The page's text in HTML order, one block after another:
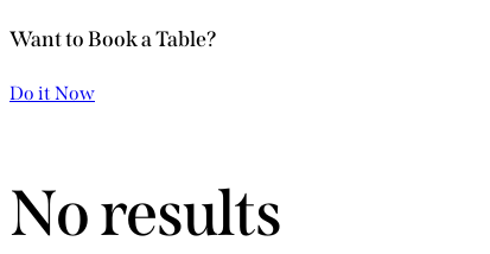
Want to Book a Table?
Do it Now
No results